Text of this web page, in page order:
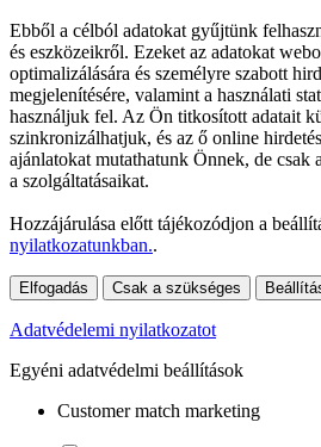
Ebből a célból adatokat gyűjtünk
és eszközeikről. Ezeket az adatokat
optimalizálására és személyre szabott
megjelenítésére, valamint a használati
használjuk fel. Az Ön titkosított adatait
szinkronizálhatjuk, és az ő online
ajánlatokat mutathatunk Önnek, de csak
a szolgáltatásaikat.
Hozzájárulása előtt tájékozódjon a
nyilatkozatunkban..
Elfogadás Csak a szükséges
Adatvédelemi nyilatkozatot
Egyéni adatvédelmi beállítások
Customer match marketing